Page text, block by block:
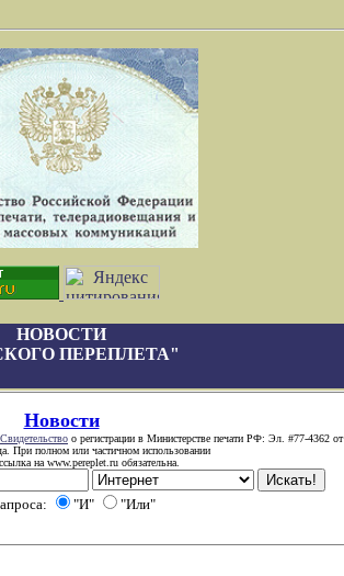
НОВОСТИ
ПЕРЕПЛЕТА"
Новости
Свидетельство о регистрации в Министерстве печати РФ: Эл. #77-4362 от
При полном или частичном использовании
на www.pereplet.ru обязательна.
"И" "Или"